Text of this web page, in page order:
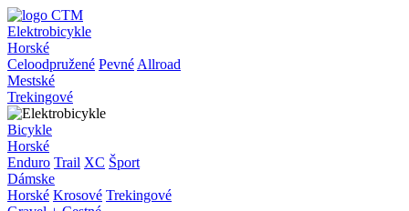
Elektrobicykle
Horské
Celoodpružené Pevné Allroad
Mestské
Trekingové
Bicykle
Horské
Enduro Trail XC Šport
Dámske
Horské Krosové Trekingové